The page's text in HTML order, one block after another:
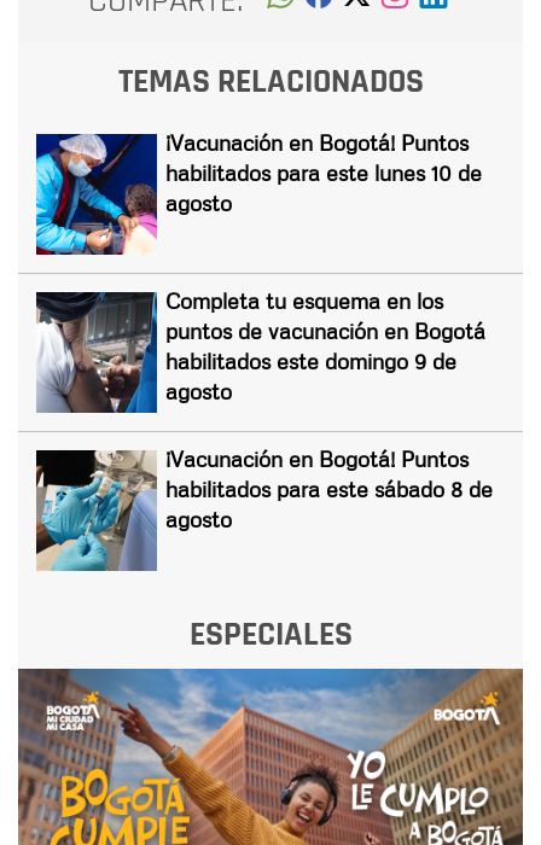
TEMAS RELACIONADOS
¡Vacunación en Bogotá! Puntos
habilitados para este lunes 10 de
agosto
Completa tu esquema en los
puntos de vacunación en Bogotá
habilitados este domingo 9 de
agosto
¡Vacunación en Bogotá! Puntos
habilitados para este sábado 8 de
agosto
ESPECIALES